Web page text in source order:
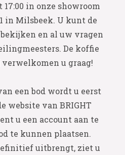
17:00 in onze showroom
in Milsbeek. U kunt de
en al uw vragen
De koffie
u graag!
een bod wordt u eerst
website van BRIGHT
u een account aan te
te kunnen plaatsen.
uitbrengt, ziet u